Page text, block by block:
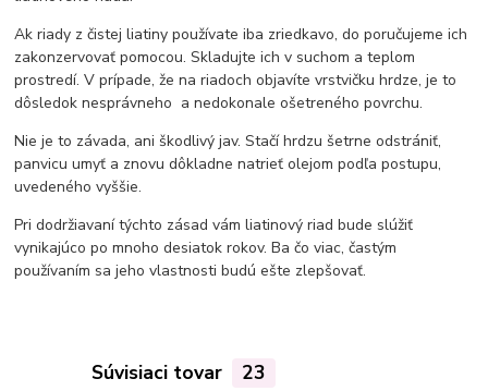
Ak riady z čistej liatiny používate iba zriedkavo, do poručujeme ich
zakonzervovať pomocou. Skladujte ich v suchom a teplom
prostredí. V prípade, že na riadoch objavíte vrstvičku hrdze, je to
dôsledok nesprávneho a nedokonale ošetreného povrchu.
Nie je to závada, ani škodlivý jav. Stačí hrdzu šetrne odstrániť,
panvicu umyť a znovu dôkladne natrieť olejom podľa postupu,
uvedeného vyššie.
Pri dodržiavaní týchto zásad vám liatinový riad bude slúžiť
vynikajúco po mnoho desiatok rokov. Ba čo viac, častým
používaním sa jeho vlastnosti budú ešte zlepšovať.
Súvisiaci tovar 23